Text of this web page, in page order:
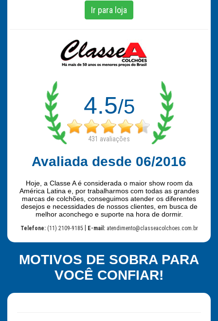
Ir para loja
4.5/5
431 avaliações
Avaliada desde 06/2016
Hoje, a Classe A é considerada o maior show room da
América Latina e, por trabalharmos com todas as grandes
marcas de colchões, conseguimos atender os diferentes
desejos e necessidades de nossos clientes, em busca de
melhor aconchego e suporte na hora de dormir.
Telefone: (11) 2109-9185 E-mail:atendimento@classeacolchoes.com.br
MOTIVOS DE SOBRA PARA
VOCÊ CONFIAR!